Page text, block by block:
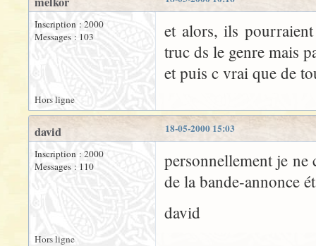
Inscription : 2000
Messages : 103
et alors, ils
truc ds le genre mais
et puis c vrai que de
Hors ligne
18-05-2000 15:03
david
Inscription : 2000
Messages : 110
personnellement je ne
de la bande-annonce
david
Hors ligne